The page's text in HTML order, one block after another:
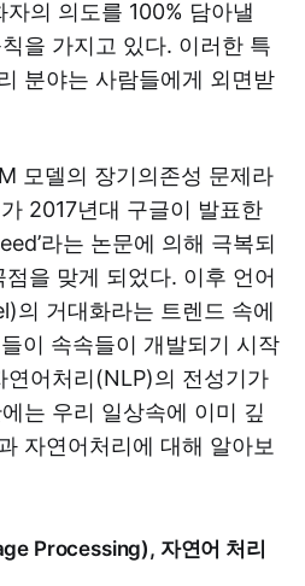
의 의도를 100% 담아낼
을 가지고 있다. 이러한 특
분야는 사람들에게 외면받
모델의 장기의존성 문제라
2017년대 구글이 발표한
라는 논문에 의해 극복되
을 맞게 되었다. 이후 언어
의 거대화라는 트렌드 속에
이 속속들이 개발되기 시작
연어처리(NLP)의 전성기가
는 우리 일상속에 이미 깊
자연어처리에 대해 알아보
Processing), 자연어 처리